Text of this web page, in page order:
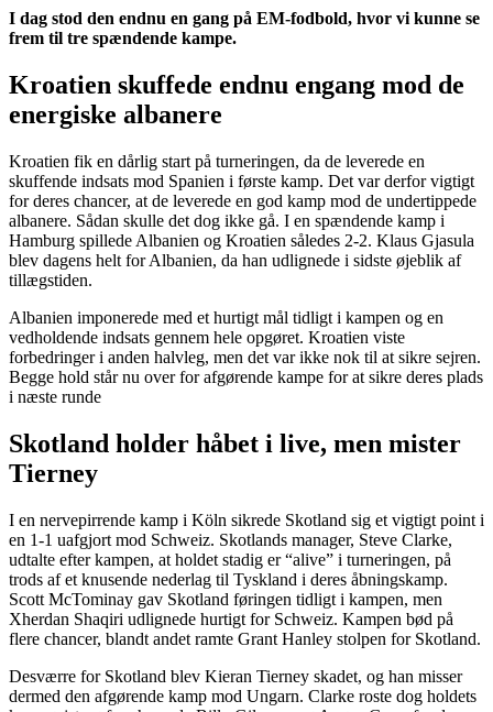
I dag stod den endnu en gang på EM-fodbold, hvor vi kunne se
frem til tre spændende kampe.
Kroatien skuffede endnu engang mod de
energiske albanere
Kroatien fik en dårlig start på turneringen, da de leverede en
skuffende indsats mod Spanien i første kamp. Det var derfor vigtigt
for deres chancer, at de leverede en god kamp mod de undertippede
albanere. Sådan skulle det dog ikke gå. I en spændende kamp i
Hamburg spillede Albanien og Kroatien således 2-2. Klaus Gjasula
blev dagens helt for Albanien, da han udlignede i sidste øjeblik af
tillægstiden.
Albanien imponerede med et hurtigt mål tidligt i kampen og en
vedholdende indsats gennem hele opgøret. Kroatien viste
forbedringer i anden halvleg, men det var ikke nok til at sikre sejren.
Begge hold står nu over for afgørende kampe for at sikre deres plads
i næste runde​
Skotland holder håbet i live, men mister
Tierney
I en nervepirrende kamp i Köln sikrede Skotland sig et vigtigt point i
en 1-1 uafgjort mod Schweiz. Skotlands manager, Steve Clarke,
udtalte efter kampen, at holdet stadig er “alive” i turneringen, på
trods af et knusende nederlag til Tyskland i deres åbningskamp.
Scott McTominay gav Skotland føringen tidligt i kampen, men
Xherdan Shaqiri udlignede hurtigt for Schweiz. Kampen bød på
flere chancer, blandt andet ramte Grant Hanley stolpen for Skotland​.
Desværre for Skotland blev Kieran Tierney skadet, og han misser
dermed den afgørende kamp mod Ungarn. Clarke roste dog holdets